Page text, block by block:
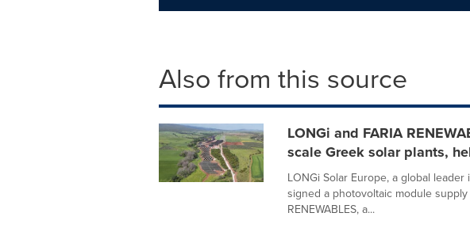
Also from this source
LONGi and FARIA
scale Greek solar plants,
LONGi Solar Europe, a global
signed a photovoltaic module
RENEWABLES, a...